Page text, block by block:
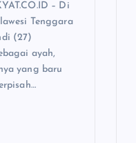
– Di
Tenggara
(27)
ayah,
yang baru